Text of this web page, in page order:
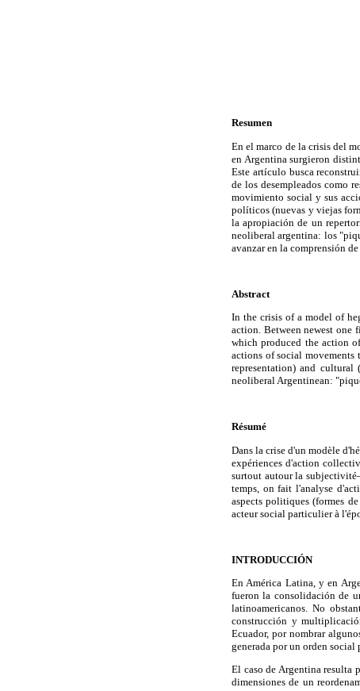
Resumen
En el marco de la crisis del
en Argentina surgieron
Este artículo busca
de los desempleados como
movimiento social y sus
políticos (nuevas y viejas
la apropiación de un
neoliberal argentina: los
avanzar en la comprensión
Abstract
In the crisis of a model of
action. Between newest
which produced the action
actions of social
representation) and
neoliberal Argentinean:
Résumé
Dans la crise d'un modèle
expériences d'action
surtout autour la
temps, on fait l'analyse
aspects politiques (formes
acteur social particulier à
INTRODUCCIÓN
En América Latina, y en
fueron la consolidación de
latinoamericanos. No
construcción y
Ecuador, por nombrar
generada por un orden
El caso de Argentina resulta
dimensiones de un